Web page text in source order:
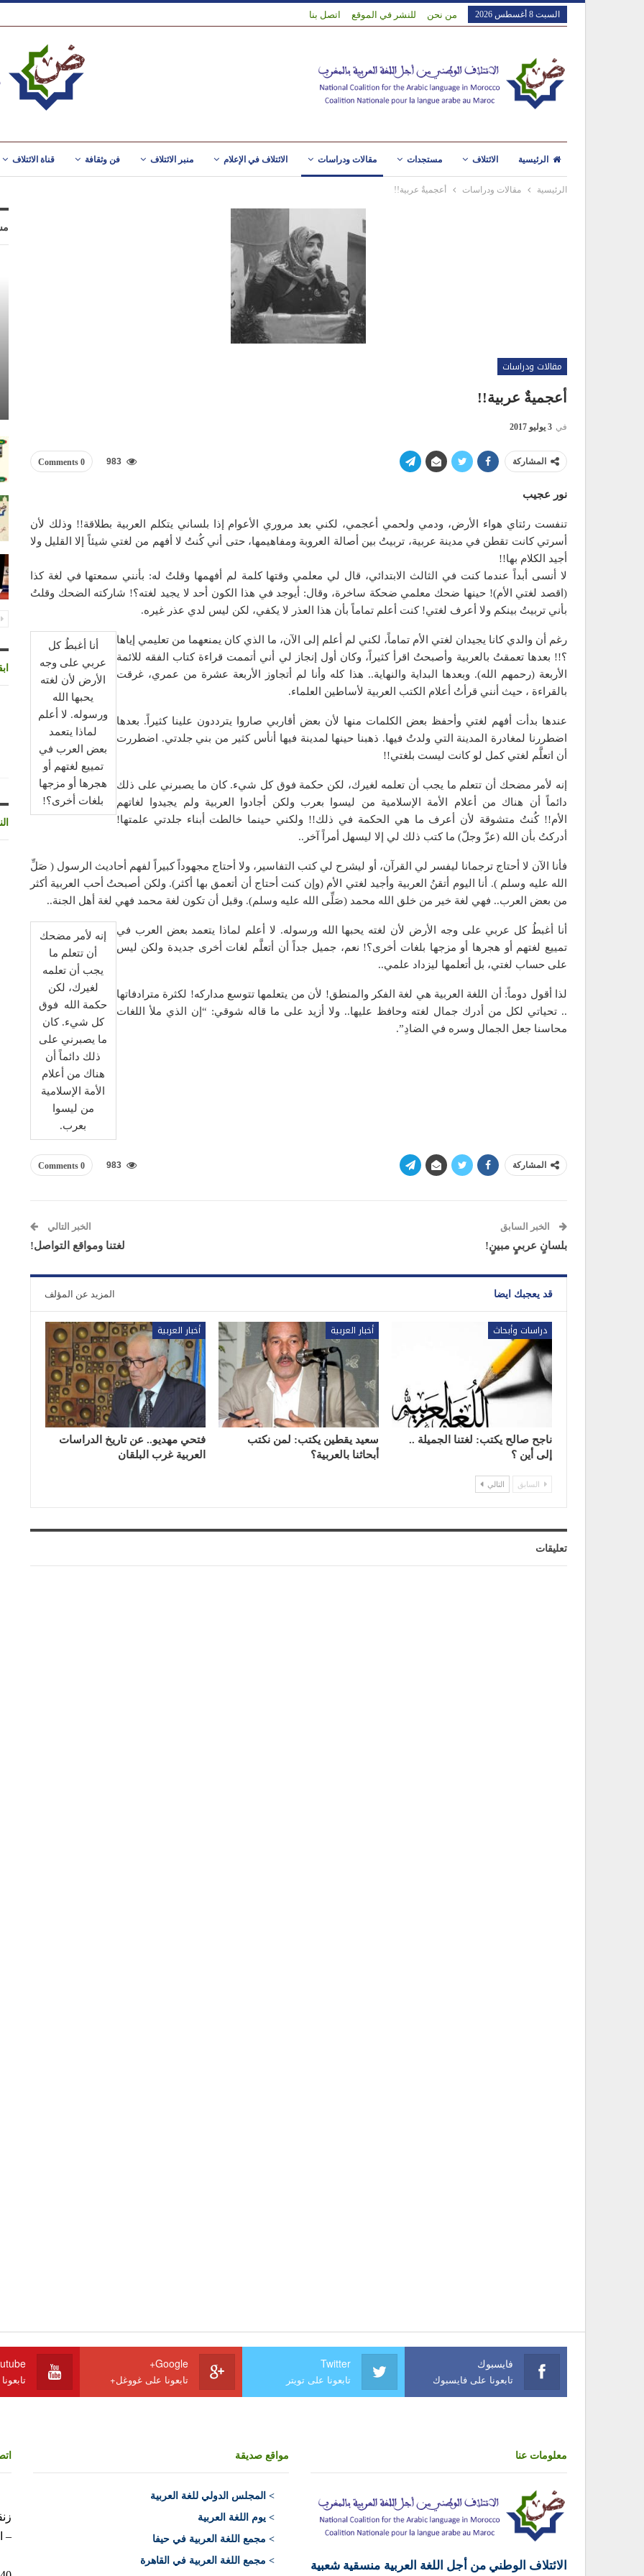
السبت 8 أغسطس 2026 من نحن للنشر في الموقع اتصل بنا
الرئيسية الائتلاف مستجدات مقالات ودراسات الائتلاف في الإعلام منبر الائتلاف فن وثقافة قناة الائتلاف
الرئيسية مقالات ودراسات أعجميةٌ عربية!!
مقالات ودراسات
أعجميةٌ عربية!!
في 3 يوليو 2017
المشاركة 0 Comments 983
نور عجيب
تنفست رئتاي هواء الأرض، ودمي ولحمي أعجمي، لكني بعد مروري الأعوام إذا بلساني يتكلم العربية بطلاقة!! وذلك لأن
أسرتي كانت تقطن في مدينة عربية، تربيتُ بين أصالة العروبة ومفاهيمها، حتى أني كُنتُ لا أفهم من لغتي شيئاً إلا القليل ولا
أجيد الكلام بها!!
لا أنسى أبداً عندما كنت في الثالث الابتدائي، قال لي معلمي وقتها كلمة لم أفهمها وقلتُ له: بأنني سمعتها في لغة كذا
(اقصد لغتي الأم)! حينها ضحك معلمي ضحكة ساخرة، وقال: أيوجد في هذا الكون أحد لا يجيد لغته؟! شاركته الضحك وقلتُ
بأني تربيتُ بينكم ولا أعرف لغتي! كنت أعلم تماماً بأن هذا العذر لا يكفي، لكن ليس لدي عذر غيره.
أنا أغبطُ كل
عربي على وجه
الأرض لأن لغته
يحبها الله
ورسوله. لا أعلم
لماذا يتعمد
بعض العرب في
تمييع لغتهم أو
هجرها أو مزجها
بلغات أخرى؟!
رغم أن والدي كانا يجيدان لغتي الأم تماماً، لكني لم أعلم إلى الآن، ما الذي كان يمنعهما من تعليمي إياها
؟!! بعدها تعمقتُ بالعربية وأصبحتُ اقرأ كثيراً، وكان أول إنجاز لي أني أتممت قراءة كتاب الفقه للائمة
الأربعة (رحمهم الله). وبعدها البداية والنهاية.. هذا كله وأنا لم أتجاوز الأربعة عشرة من عمري، غرقت
بالقراءة ، حيث أنني قرأتُ أعلام الكتب العربية لأساطين العلماء.
عندها بدأت أفهم لغتي وأحفظ بعض الكلمات منها لأن بعض أقاربي صاروا يترددون علينا كثيراً. بعدها
اضطررنا لمغادرة المدينة التي ولدتُ فيها. ذهبنا حينها لمدينة فيها أنأس كثير من بني جلدتي. اضطررت
أن اتعلَّم لغتي كمل لو كانت ليست بلغتي!!
إنه لأمر مضحك أن تتعلم ما يجب أن تعلمه لغيرك، لكن حكمة فوق كل شيء. كان ما يصبرني على ذلك
دائماً أن هناك من أعلام الأمة الإسلامية من ليسوا بعرب ولكن أجادوا العربية ولم يجيدوا لغاتهم
الأم!! كُنتُ متشوقة لأن أعرف ما هي الحكمة في ذلك!! ولكني حينما خالطت أبناء جلدتي علمتها!
أدركتُ بأن الله (عزّ وجلّ) ما كتب ذلك لي إلا ليسهل أمراً آخر..
فأنا الآن لا أحتاج ترجمانا ليفسر لي القرآن، أو ليشرح لي كتب التفاسير، ولا أحتاج مجهوداً كبيراً لفهم أحاديث الرسول ( صَلِّ
الله عليه وسلم ). أنا اليوم أتقنُ العربية وأجيد لغتي الأم (وإن كنت أحتاج أن أتعمق بها أكثر). ولكن أصبحتُ أحب العربية أكثر
من بعض العرب.. فهي لغة خير من خلق الله محمد (صَلِّى الله عليه وسلم). وقبل أن تكون لغة محمد فهي لغة أهل الجنة..
إنه لأمر مضحك
أن تتعلم ما
يجب أن تعلمه
لغيرك، لكن
حكمة الله فوق
كل شيء. كان
ما يصبرني على
ذلك دائماً أن
هناك من أعلام
الأمة الإسلامية
من ليسوا
بعرب.
أنا أغبطُ كل عربي على وجه الأرض لأن لغته يحبها الله ورسوله. لا أعلم لماذا يتعمد بعض العرب في
تمييع لغتهم أو هجرها أو مزجها بلغات أخرى؟! نعم، جميل جداً أن أتعلَّم لغات أخرى جديدة ولكن ليس
على حساب لغتي، بل أتعلمها ليزداد علمي..
لذا أقول دوماً: أن اللغة العربية هي لغة الفكر والمنطق! لأن من يتعلمها تتوسع مداركه! لكثرة مترادفاتها
.. تحياتي لكل من أدرك جمال لغته وحافظ عليها.. ولا أزيد على ما قاله شوقي: “إن الذي ملأ اللغات
محاسنا جعل الجمال وسره في الضادِ”.
المشاركة 0 Comments 983
الخبر السابق
بلسانٍ عربيٍ مبينٍ!
الخبر التالي
لغتنا ومواقع التواصل!
قد يعجبك ايضا المزيد عن المؤلف
دراسات وأبحاث
ناجح صالح يكتب: لغتنا الجميلة ..
إلى أين ؟
أخبار العربية
سعيد يقطين يكتب: لمن نكتب
أبحاثنا بالعربية؟
أخبار العربية
فتحي مهديو.. عن تاريخ الدراسات
العربية غرب البلقان
السابق التالي
تعليقات
فايسبوك
تابعونا على فايسبوك
Twitter
تابعونا على تويتر
Google+
تابعونا على غووغل+
معلومات عنا
الائتلاف الوطني من أجل اللغة العربية منسقية شعبية
مواقع صديقة
> المجلس الدولي للغة العربية
> يوم اللغة العربية
> مجمع اللغة العربية في حيفا
> مجمع اللغة العربية في القاهرة
–